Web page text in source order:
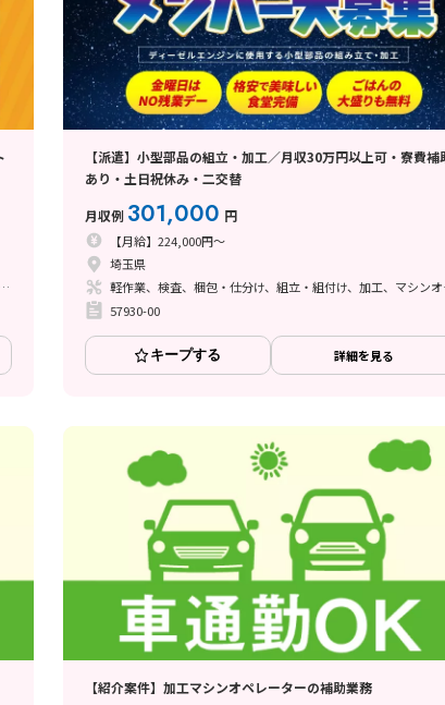
け、マシンオペレーター、立ち作業
【派遣】小型部品の組立・加工／月収30万円以上可・寮費補
あり・土日祝休み・二交替
月収例 301,000 円
【月給】224,000円～
埼玉県
軽作業、
57930-00
キープする 詳細を見る
【紹介案件】加工マシンオペレーターの補助業務